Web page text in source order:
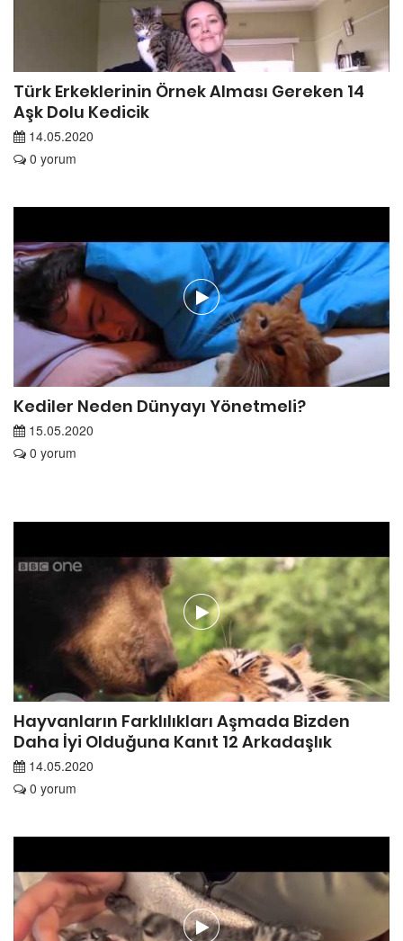
Türk Erkeklerinin Örnek Alması Gereken 14
Aşk Dolu Kedicik
14.05.2020
0 yorum
Kediler Neden Dünyayı Yönetmeli?
15.05.2020
0 yorum
Hayvanların Farklılıkları Aşmada Bizden
Daha İyi Olduğuna Kanıt 12 Arkadaşlık
14.05.2020
0 yorum